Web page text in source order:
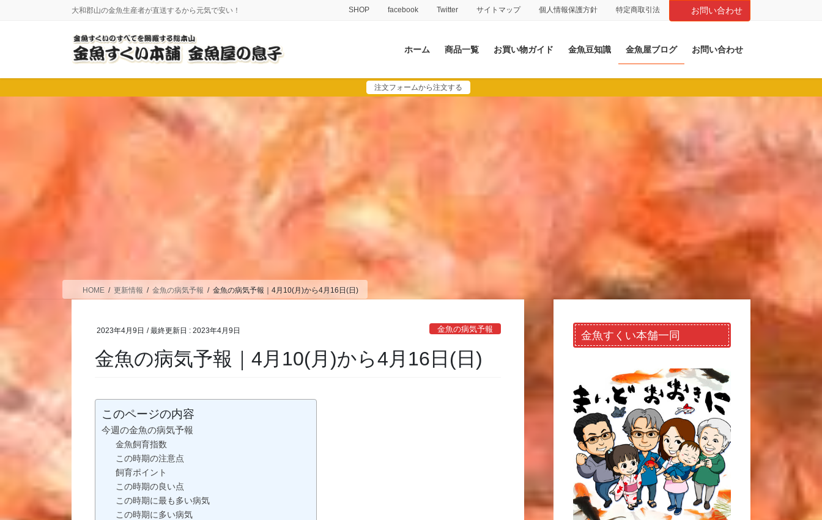
に
移
ョ
ン
大和郡山の金魚生産者が直送するから元気で安い！ SHOP facebook Twitter サイトマップ 個人情報保護方針 特定商取引法 お問い合わせ
ホーム 商品一覧 お買い物ガイド 金魚豆知識 金魚屋ブログ お問い合わせ
注文フォームから注文する
HOME 更新情報 金魚の病気予報 金魚の病気予報｜4月10(月)から4月16日(日)
2023年4月9日 / 最終更新日 :2023年4月9日 金魚の病気予報
金魚の病気予報｜4月10(月)から4月16日(日)
このページの内容
今週の金魚の病気予報
金魚飼育指数
この時期の注意点
飼育ポイント
この時期の良い点
この時期に最も多い病気
この時期に多い病気
金魚すくい本舗一同